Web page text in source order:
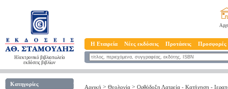
Ηλεκτρονικό βιβλιοπωλείο
εκδόσεις βιβλίων
Η Εταιρεία Νέες εκδόσεις Προτάσεις Προσφορές
Κατηγορίες Αρχική > Θεολογία > Ορθόδοξη Λατρεία - Κατήχηση -